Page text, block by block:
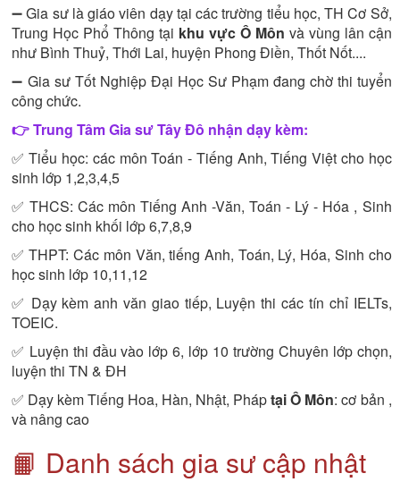
➖ Gia sư là giáo viên dạy tại các trường tiểu học, TH Cơ Sở,
Trung Học Phổ Thông tại khu vực Ô Môn và vùng lân cận
như Bình Thuỷ, Thới Lai, huyện Phong Điền, Thốt Nốt....
➖ Gia sư Tốt Nghiệp Đại Học Sư Phạm đang chờ thi tuyển
công chức.
👉 Trung Tâm Gia sư Tây Đô nhận dạy kèm:
✅ Tiểu học: các môn Toán - Tiếng Anh, Tiếng Việt cho học
sinh lớp 1,2,3,4,5
✅ THCS: Các môn Tiếng Anh -Văn, Toán - Lý - Hóa , Sinh
cho học sinh khối lớp 6,7,8,9
✅ THPT: Các môn Văn, tiếng Anh, Toán, Lý, Hóa, Sinh cho
học sinh lớp 10,11,12
✅ Dạy kèm anh văn giao tiếp, Luyện thi các tín chỉ IELTs,
TOEIC.
✅ Luyện thi đầu vào lớp 6, lớp 10 trường Chuyên lớp chọn,
luyện thi TN & ĐH
✅ Dạy kèm Tiếng Hoa, Hàn, Nhật, Pháptại Ô Môn: cơ bản ,
và nâng cao
📙 Danh sách gia sư cập nhật